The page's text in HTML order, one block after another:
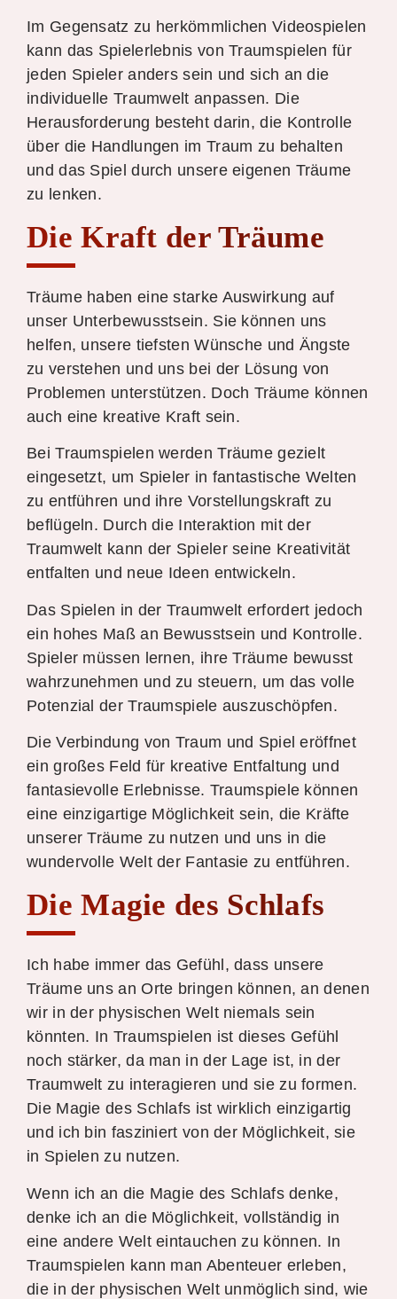
Im Gegensatz zu herkömmlichen Videospielen
kann das Spielerlebnis von Traumspielen für
jeden Spieler anders sein und sich an die
individuelle Traumwelt anpassen. Die
Herausforderung besteht darin, die Kontrolle
über die Handlungen im Traum zu behalten
und das Spiel durch unsere eigenen Träume
zu lenken.
Die Kraft der Träume
Träume haben eine starke Auswirkung auf
unser Unterbewusstsein. Sie können uns
helfen, unsere tiefsten Wünsche und Ängste
zu verstehen und uns bei der Lösung von
Problemen unterstützen. Doch Träume können
auch eine kreative Kraft sein.
Bei Traumspielen werden Träume gezielt
eingesetzt, um Spieler in fantastische Welten
zu entführen und ihre Vorstellungskraft zu
beflügeln. Durch die Interaktion mit der
Traumwelt kann der Spieler seine Kreativität
entfalten und neue Ideen entwickeln.
Das Spielen in der Traumwelt erfordert jedoch
ein hohes Maß an Bewusstsein und Kontrolle.
Spieler müssen lernen, ihre Träume bewusst
wahrzunehmen und zu steuern, um das volle
Potenzial der Traumspiele auszuschöpfen.
Die Verbindung von Traum und Spiel eröffnet
ein großes Feld für kreative Entfaltung und
fantasievolle Erlebnisse. Traumspiele können
eine einzigartige Möglichkeit sein, die Kräfte
unserer Träume zu nutzen und uns in die
wundervolle Welt der Fantasie zu entführen.
Die Magie des Schlafs
Ich habe immer das Gefühl, dass unsere
Träume uns an Orte bringen können, an denen
wir in der physischen Welt niemals sein
könnten. In Traumspielen ist dieses Gefühl
noch stärker, da man in der Lage ist, in der
Traumwelt zu interagieren und sie zu formen.
Die Magie des Schlafs ist wirklich einzigartig
und ich bin fasziniert von der Möglichkeit, sie
in Spielen zu nutzen.
Wenn ich an die Magie des Schlafs denke,
denke ich an die Möglichkeit, vollständig in
eine andere Welt eintauchen zu können. In
Traumspielen kann man Abenteuer erleben,
die in der physischen Welt unmöglich sind, wie